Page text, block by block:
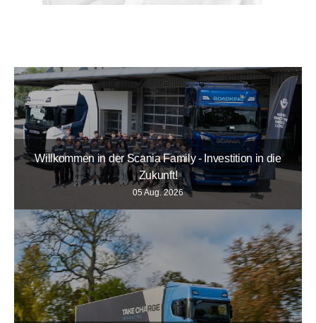
Willkommen in der Scania Family - Investition in die
Zukunft!
05 Aug. 2026